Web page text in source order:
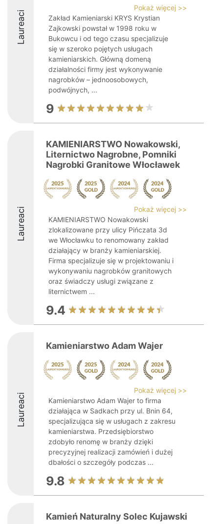
Laureaci
Pokaż więcej >>
Zakład Kamieniarski KRYS Krystian
Zajkowski powstał w 1998 roku w
Bukowcu i od tego czasu specjalizuje
się w szeroko pojętych usługach
kamieniarskich. Główną domeną
działalności firmy jest wykonywanie
nagrobków – jednoosobowych,
podwójnych, ...
9
Laureaci
KAMIENIARSTWO Nowakowski,
Liternictwo Nagrobne, Pomniki
Nagrobki Granitowe Włocławek
Pokaż więcej >>
KAMIENIARSTWO Nowakowski
zlokalizowane przy ulicy Pińczata 3d
we Włocławku to renomowany zakład
działający w branży kamieniarskiej.
Firma specjalizuje się w projektowaniu i
wykonywaniu nagrobków granitowych
oraz świadczy usługi związane z
liternictwem ...
9.4
Laureaci
Kamieniarstwo Adam Wajer
Pokaż więcej >>
Kamieniarstwo Adam Wajer to firma
działająca w Sadkach przy ul. Bnin 64,
specjalizująca się w usługach z zakresu
kamieniarstwa. Przedsiębiorstwo
zdobyło renomę w branży dzięki
precyzyjnej realizacji zamówień i dużej
dbałości o szczegóły podczas ...
9.8
Kamień Naturalny Solec Kujawski